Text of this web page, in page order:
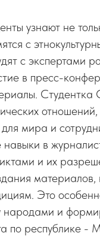
узнают не
с
с экспертами
в пресс-
мира и
в
и их
материалов,
Это
и
по республике -